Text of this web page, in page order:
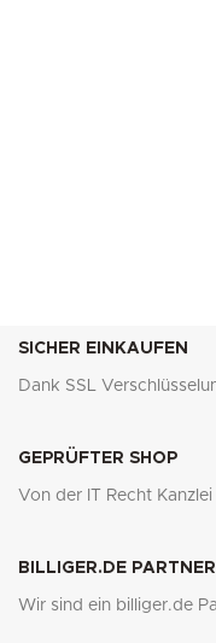
SICHER EINKAUFEN
Dank SSL
GEPRÜFTER SHOP
Von der IT Recht
BILLIGER.DE PARTNER
Wir sind ein billiger.de